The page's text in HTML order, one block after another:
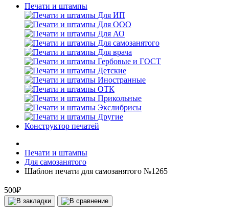
Печати и штампы
Для ИП
Для ООО
Для АО
Для самозанятого
Для врача
Гербовые и ГОСТ
Детские
Иностранные
ОТК
Прикольные
Экслибрисы
Другие
Конструктор печатей
Печати и штампы
Для самозанятого
Шаблон печати для самозанятого №1265
500₽